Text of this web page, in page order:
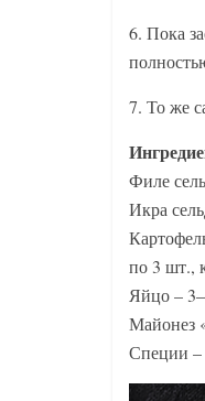
6. Пока
7. То же
Филе
Икра
по 3 шт.,
Яйцо –
Майонез
Специи –